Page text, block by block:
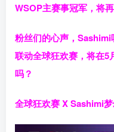
WSOP主赛事冠军，将
粉丝们的心声，
联动全球狂欢赛，将在5
吗？
全球狂欢赛 X Sashimi